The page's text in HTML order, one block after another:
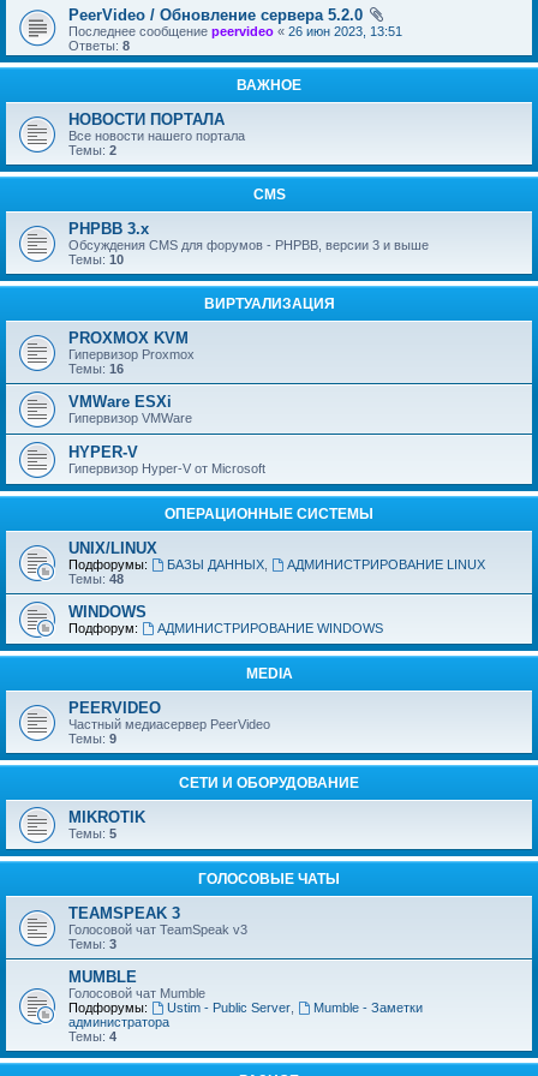
PeerVideo / Обновление сервера 5.2.0
Последнее сообщение peervideo « 26 июн 2023, 13:51
Ответы: 8
ВАЖНОЕ
НОВОСТИ ПОРТАЛА
Все новости нашего портала
Темы: 2
CMS
PHPBB 3.x
Обсуждения CMS для форумов - PHPBB, версии 3 и выше
Темы: 10
ВИРТУАЛИЗАЦИЯ
PROXMOX KVM
Гипервизор Proxmox
Темы: 16
VMWare ESXi
Гипервизор VMWare
HYPER-V
Гипервизор Hyper-V от Microsoft
ОПЕРАЦИОННЫЕ СИСТЕМЫ
UNIX/LINUX
Подфорумы: БАЗЫ ДАННЫХ,
АДМИНИСТРИРОВАНИЕ LINUX
Темы: 48
WINDOWS
Подфорум: АДМИНИСТРИРОВАНИЕ WINDOWS
MEDIA
PEERVIDEO
Частный медиасервер PeerVideo
Темы: 9
СЕТИ И ОБОРУДОВАНИЕ
MIKROTIK
Темы: 5
ГОЛОСОВЫЕ ЧАТЫ
TEAMSPEAK 3
Голосовой чат TeamSpeak v3
Темы: 3
MUMBLE
Голосовой чат Mumble
Подфорумы:
Ustim - Public Server,
Mumble - Заметки
администратора
Темы: 4